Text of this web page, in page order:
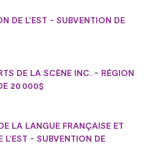
DE L’EST - SUBVENTION DE
DE LA SCÈNE INC. - RÉGION
20 000$
LA LANGUE FRANÇAISE ET
L’EST - SUBVENTION DE